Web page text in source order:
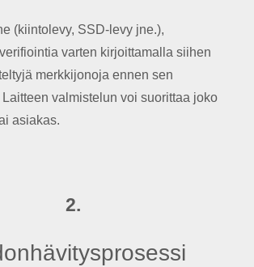
(kiintolevy, SSD-levy jne.),
varten kirjoittamalla siihen
merkkijonoja ennen sen
valmistelun voi suorittaa joko
asiakas.
2.